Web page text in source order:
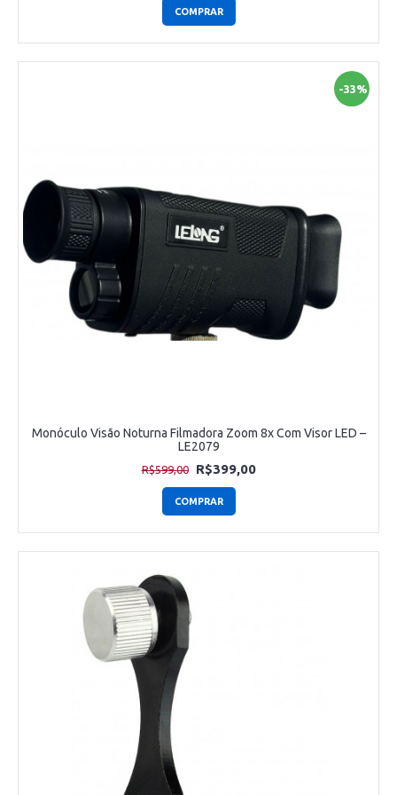
COMPRAR
-33%
Monóculo Visão Noturna Filmadora Zoom 8x Com Visor LED –
LE2079
R$599,00 R$399,00
COMPRAR